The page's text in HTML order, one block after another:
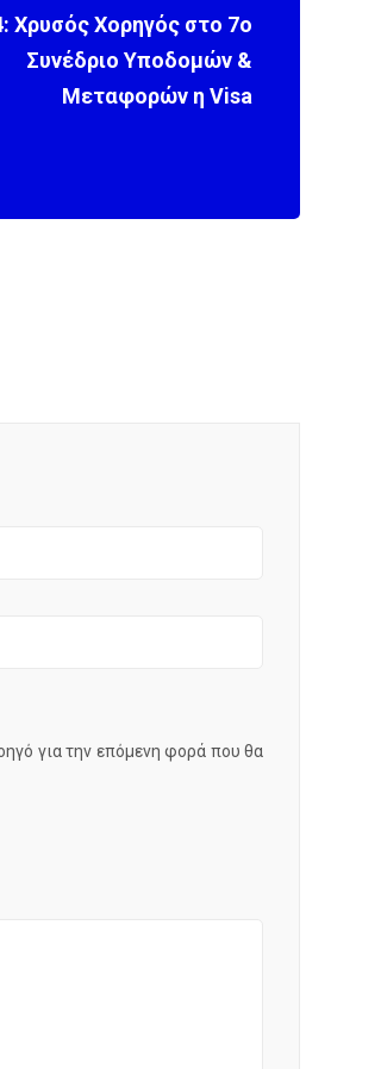
Χρυσός Χορηγός στο 7ο
Συνέδριο Υποδομών &
Μεταφορών η Visa
για την επόμενη φορά που θα